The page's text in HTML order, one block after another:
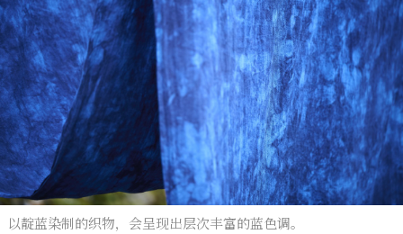
以靛蓝染制的织物，会呈现出层次丰富的蓝色调。